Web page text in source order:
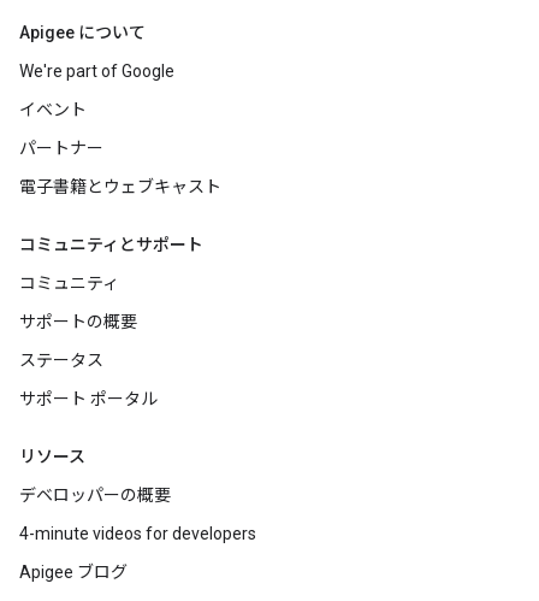
Apigee について
We're part of Google
イベント
パートナー
電子書籍とウェブキャスト
コミュニティとサポート
コミュニティ
サポートの概要
ステータス
サポート ポータル
リソース
デベロッパーの概要
4-minute videos for developers
Apigee ブログ